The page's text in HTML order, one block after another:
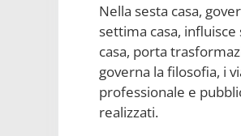
Nella sesta casa,
settima casa,
casa, porta
governa la filosofia, i
professionale e
realizzati.